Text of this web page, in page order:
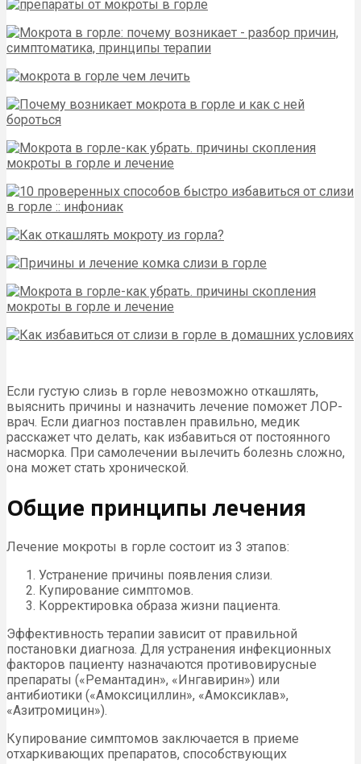
Если густую слизь в горле невозможно откашлять,
выяснить причины и назначить лечение поможет ЛОР-
врач. Если диагноз поставлен правильно, медик
расскажет что делать, как избавиться от постоянного
насморка. При самолечении вылечить болезнь сложно,
она может стать хронической.
Общие принципы лечения
Лечение мокроты в горле состоит из 3 этапов:
Устранение причины появления слизи.
Купирование симптомов.
Корректировка образа жизни пациента.
Эффективность терапии зависит от правильной
постановки диагноза. Для устранения инфекционных
факторов пациенту назначаются противовирусные
препараты («Ремантадин», «Ингавирин») или
антибиотики («Амоксициллин», «Амоксиклав»,
«Азитромицин»).
Купирование симптомов заключается в приеме
отхаркивающих препаратов, способствующих